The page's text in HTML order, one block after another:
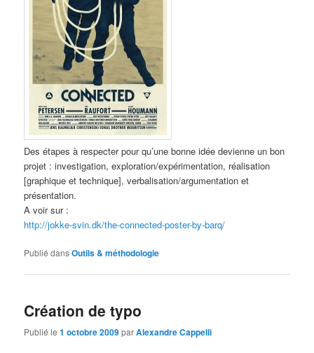
Des étapes à respecter pour qu’une bonne idée devienne un bon
projet : investigation, exploration/expérimentation, réalisation
[graphique et technique], verbalisation/argumentation et
présentation.
A voir sur :
http://jokke-svin.dk/the-connected-poster-by-barq/
Publié dansOutils & méthodologie
Création de typo
Publié le1 octobre 2009parAlexandre Cappelli